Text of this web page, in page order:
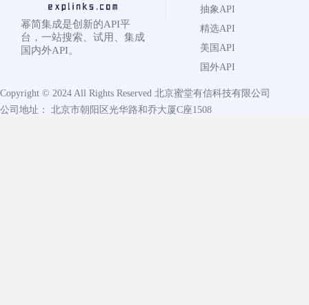
幂简集成是创新的API平
台，一站搜索、试用、集成
国内外API。
抽象API
精选API
美国API
国外API
Copyright © 2024 All Rights Reserved 北京蜜堂有信科技有限公司
公司地址： 北京市朝阳区光华路和乔大厦C座1508